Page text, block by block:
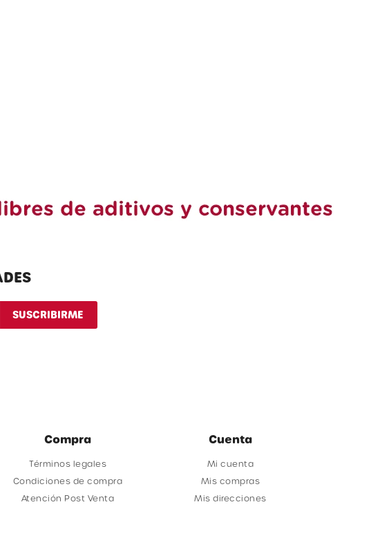
Compra
Términos legales
Condiciones de compra
Atención Post Venta
Cuenta
Mi cuenta
Mis compras
Mis direcciones
SUSCRIBIRME